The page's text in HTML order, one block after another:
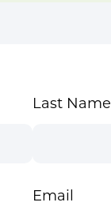
Last Name
Email